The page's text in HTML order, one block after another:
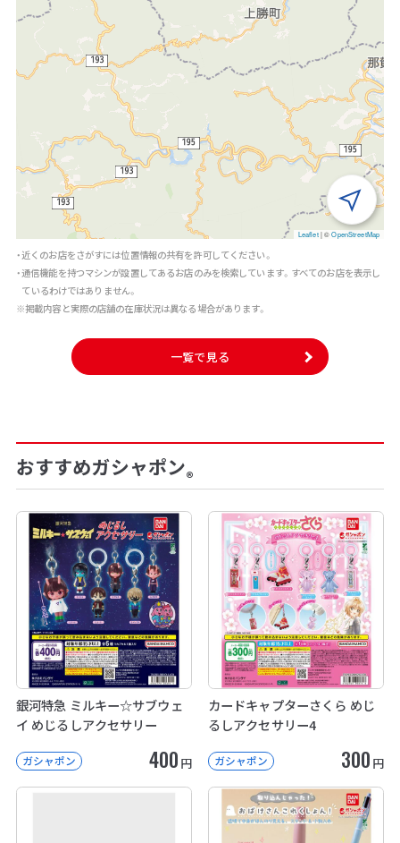
Leaflet |©OpenStreetMap
・近くのお店をさがすには位置情報の共有を許可してください。
・通信機能を持つマシンが設置してあるお店のみを検索しています。すべてのお店を表示し
ているわけではありません。
※掲載内容と実際の店舗の在庫状況は異なる場合があります。
一覧で見る
おすすめガシャポン®
銀河特急 ミルキー☆サブウェ
イ めじるしアクセサリー
ガシャポン 400 円
カードキャプターさくら めじ
るしアクセサリー4
ガシャポン 300 円